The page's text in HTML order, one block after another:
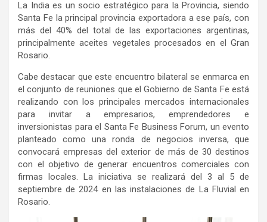
La India es un socio estratégico para la Provincia, siendo
Santa Fe la principal provincia exportadora a ese país, con
más del 40% del total de las exportaciones argentinas,
principalmente aceites vegetales procesados en el Gran
Rosario.
Cabe destacar que este encuentro bilateral se enmarca en
el conjunto de reuniones que el Gobierno de Santa Fe está
realizando con los principales mercados internacionales
para invitar a empresarios, emprendedores e
inversionistas para el Santa Fe Business Forum, un evento
planteado como una ronda de negocios inversa, que
convocará empresas del exterior de más de 30 destinos
con el objetivo de generar encuentros comerciales con
firmas locales. La iniciativa se realizará del 3 al 5 de
septiembre de 2024 en las instalaciones de La Fluvial en
Rosario.